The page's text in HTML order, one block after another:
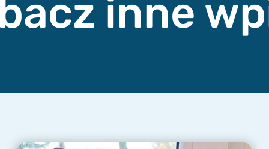
inne